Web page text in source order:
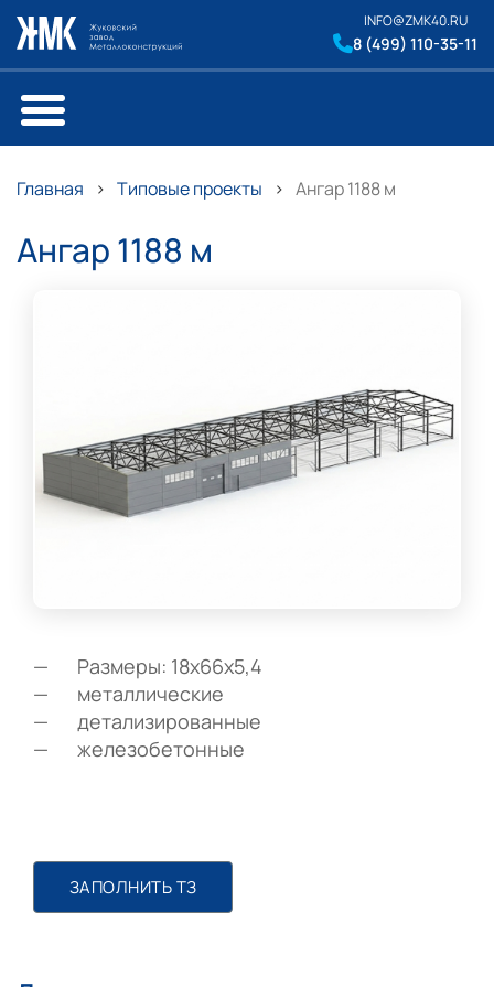
INFO@ZMK40.RU
8 (499) 110-35-11
Главная Типовые проекты Ангар 1188 м
Ангар 1188 м
Размеры: 18х66х5,4
металлические
детализированные
железобетонные
ЗАПОЛНИТЬ ТЗ